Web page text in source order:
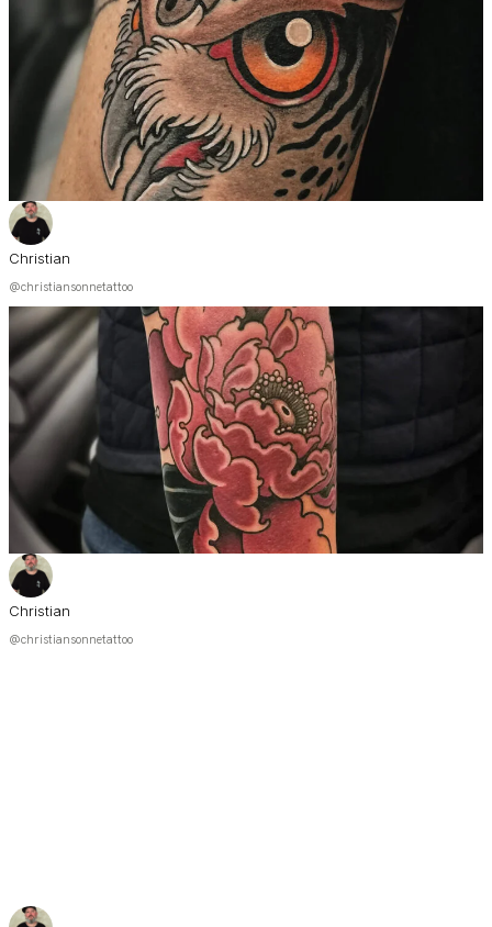
Christian
@christiansonnetattoo
Christian
@christiansonnetattoo